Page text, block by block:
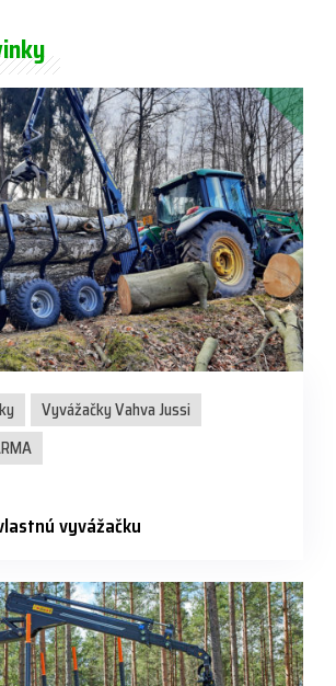
Vyvážačky Vahva Jussi
vyvážačku